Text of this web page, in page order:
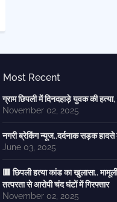
Most Recent
ग्राम छिपली में दिनदहाड़े युवक की
November 02, 2025
नगरी ब्रेकिंग न्यूज..दर्दनाक सड़क
June 03, 2025
🟥 छिपली हत्या कांड का खुलासा..
तत्परता से आरोपी चंद घंटों में गिरफ्तार
November 02, 2025